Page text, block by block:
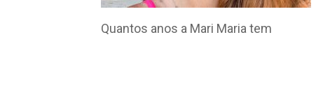
Quantos anos a Mari Maria tem